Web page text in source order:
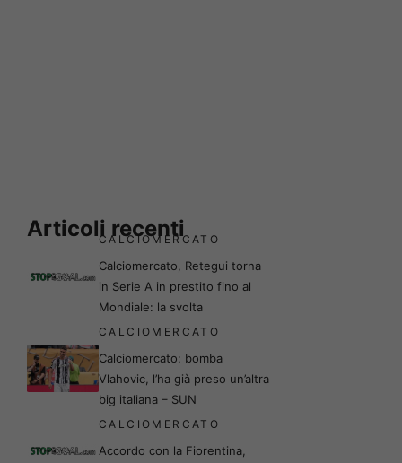
Articoli recenti
CALCIOMERCATO
Calciomercato, Retegui torna
in Serie A in prestito fino al
Mondiale: la svolta
CALCIOMERCATO
Calciomercato: bomba
Vlahovic, l’ha già preso un’altra
big italiana – SUN
CALCIOMERCATO
Accordo con la Fiorentina,